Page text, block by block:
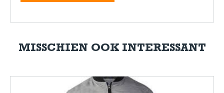
MISSCHIEN OOK INTERESSANT